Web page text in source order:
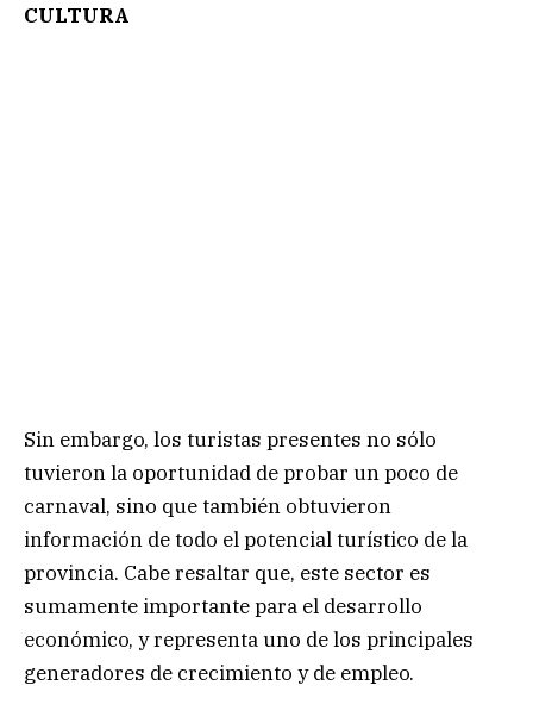
CULTURA
Sin embargo, los turistas presentes no sólo
tuvieron la oportunidad de probar un poco de
carnaval, sino que también obtuvieron
información de todo el potencial turístico de la
provincia. Cabe resaltar que, este sector es
sumamente importante para el desarrollo
económico, y representa uno de los principales
generadores de crecimiento y de empleo.